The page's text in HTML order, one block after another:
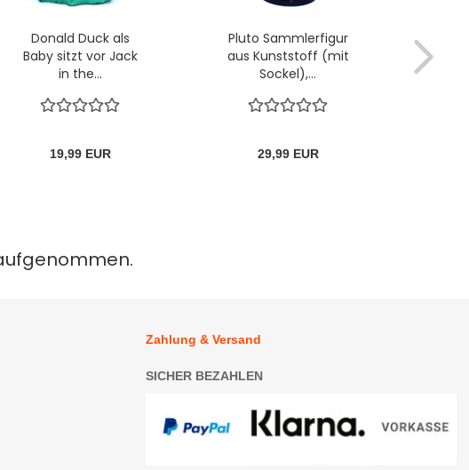
Donald Duck als
Baby sitzt vor Jack
in the...
19,99 EUR
Pluto Sammlerfigur
aus Kunststoff (mit
Sockel),...
29,99 EUR
Zahlung & Versand
SICHER BEZAHLEN